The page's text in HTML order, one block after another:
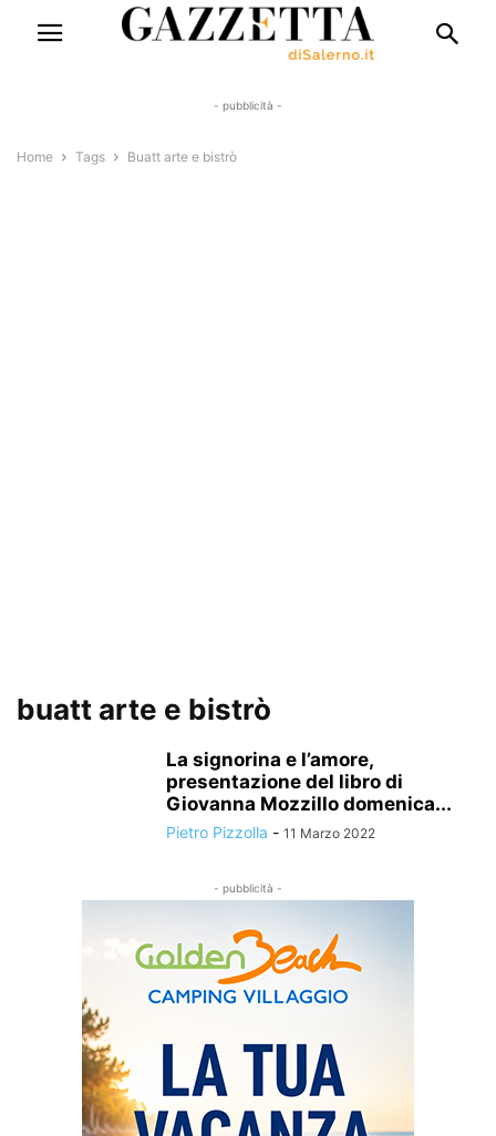
- pubblicità -
Home Tags Buatt arte e bistrò
buatt arte e bistrò
La signorina e l’amore,
presentazione del libro di
Giovanna Mozzillo domenica...
Pietro Pizzolla - 11 Marzo 2022
- pubblicità -